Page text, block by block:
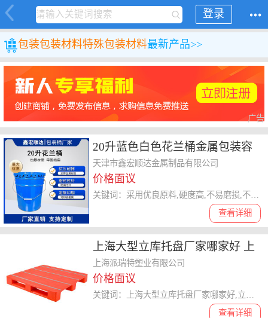
登录
包装包装材料特殊包装材料最新产品>>
广告
20升蓝色白色花兰桶金属包装容
器马口铁敞开型涂料桶抗摔压耐
腐蚀
天津市鑫宏顺达金属制品有限公司
价格面议
查看详细
上海大型立库托盘厂家哪家好 上
海市派瑞特塑业供应
上海派瑞特塑业有限公司
价格面议
查看详细